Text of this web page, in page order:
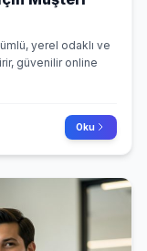
yerel odaklı ve
güvenilir online
Oku